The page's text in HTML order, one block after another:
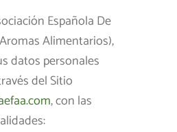
Española De
Alimentarios),
datos personales
del Sitio
, con las